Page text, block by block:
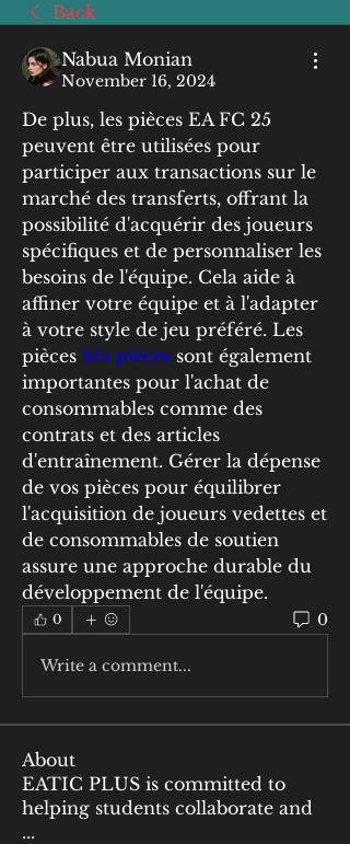
Back
Nabua Monian
November 16, 2024
De plus, les pièces EA FC 25
peuvent être utilisées pour
participer aux transactions sur le
marché des transferts, offrant la
possibilité d'acquérir des joueurs
spécifiques et de personnaliser les
besoins de l'équipe. Cela aide à
affiner votre équipe et à l'adapter
à votre style de jeu préféré. Les
pièces fifa pièces sont également
importantes pour l'achat de
consommables comme des
contrats et des articles
d'entraînement. Gérer la dépense
de vos pièces pour équilibrer
l'acquisition de joueurs vedettes et
de consommables de soutien
assure une approche durable du
développement de l'équipe.
0 0
Write a comment...
About
EATIC PLUS is committed to
helping students collaborate and
...